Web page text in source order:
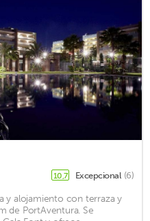
10,7 Excepcional (6)
y alojamiento con terraza y
de PortAventura. Se